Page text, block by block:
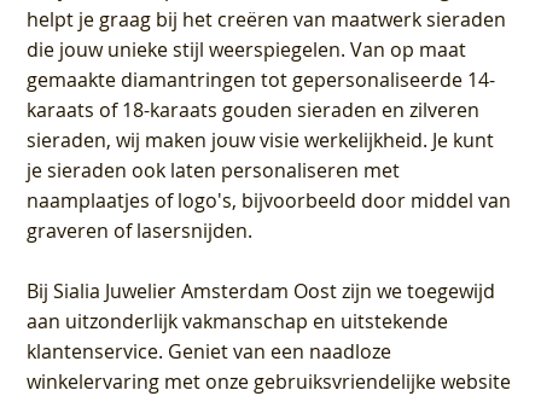
helpt je graag bij het creëren van maatwerk sieraden
die jouw unieke stijl weerspiegelen. Van op maat
gemaakte diamantringen tot gepersonaliseerde 14-
karaats of 18-karaats gouden sieraden en zilveren
sieraden, wij maken jouw visie werkelijkheid. Je kunt
je sieraden ook laten personaliseren met
naamplaatjes of logo's, bijvoorbeeld door middel van
graveren of lasersnijden.
BijSialia Juwelier Amsterdam Oostzijn we toegewijd
aan uitzonderlijk vakmanschap en uitstekende
klantenservice. Geniet van een naadloze
winkelervaring met onze gebruiksvriendelijke website